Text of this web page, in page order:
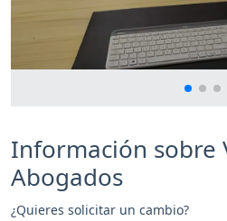
Información sobre
Abogados
¿Quieres solicitar un cambio?